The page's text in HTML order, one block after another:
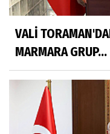
VALİ
MARMARA GRUP...